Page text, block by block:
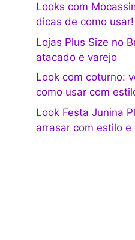
Looks com
dicas de como usar!
Lojas Plus Size no
atacado e varejo
Look com coturno:
como usar com
Look Festa Junina
arrasar com estilo